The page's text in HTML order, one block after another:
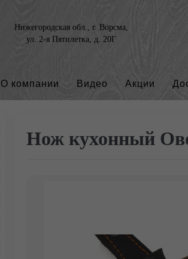
Нижегородская обл., г. Ворсма,
ул. 2-я Пятилетка, д. 20Г
О компании Видео Акции
Нож кухонный